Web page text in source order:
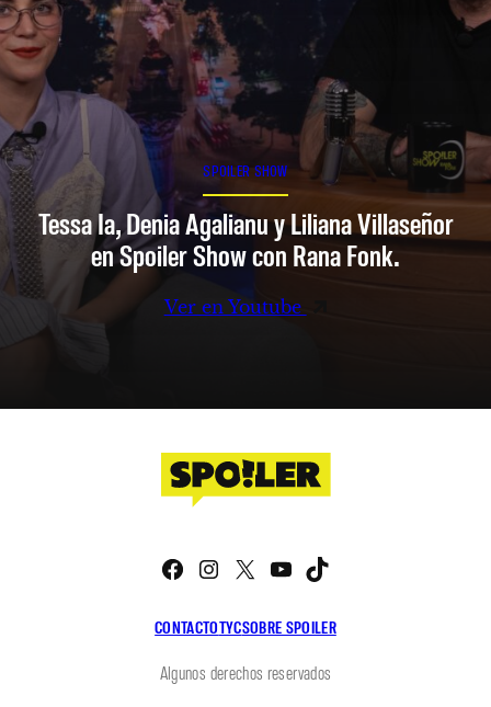
SPOILER SHOW
Tessa Ia, Denia Agalianu y Liliana Villaseñor
en Spoiler Show con Rana Fonk.
Ver en Youtube
CONTACTOTYCSOBRE SPOILER
Facebook
Instagram
X YouTube
Algunos derechos reservados